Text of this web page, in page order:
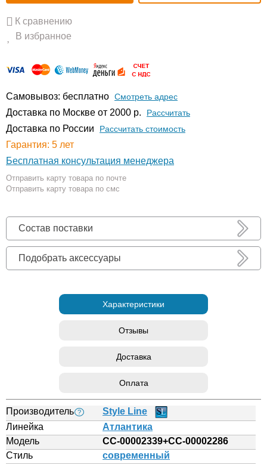
К сравнению
В избранное
Самовывоз: бесплатно Смотреть адрес
Доставка по Москве от 2000 р. Расcчитать
Доставка по России Рассчитать стоимость
Гарантия: 5 лет
Бесплатная консультация менеджера
Отправить карту товара по почте
Отправить карту товара по смс
Состав поставки
Подобрать аксессуары
Характеристики
Отзывы
Доставка
Оплата
Производитель ?
Style Line
Линейка
Атлантика
Модель
СС-00002339+СС-00002286
Стиль
современный